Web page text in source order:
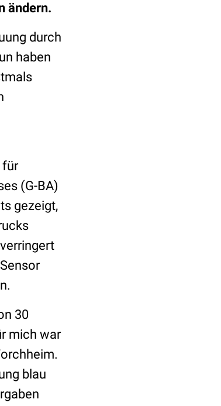
ändern.
durch
haben
für
(G-BA)
gezeigt,
30
mich war
blau